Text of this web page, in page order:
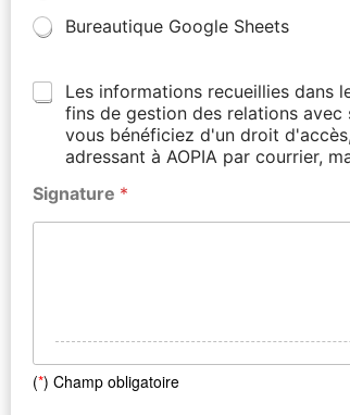
Bureautique Google Sheets
Les informations recueillies dans
fins de gestion des relations
vous bénéficiez d'un droit
adressant à AOPIA par courrier,
Signature *
(*) Champ obligatoire